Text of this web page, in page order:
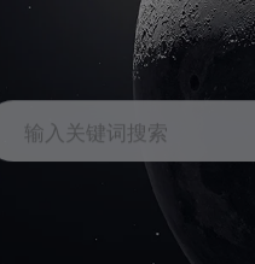
输入关键词搜索